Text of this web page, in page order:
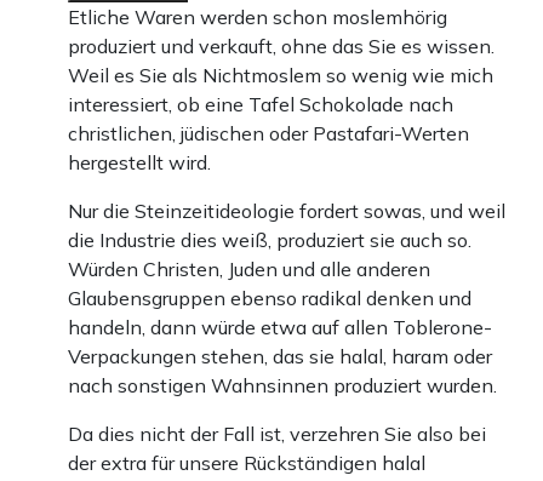
Etliche Waren werden schon moslemhörig
produziert und verkauft, ohne das Sie es wissen.
Weil es Sie als Nichtmoslem so wenig wie mich
interessiert, ob eine Tafel Schokolade nach
christlichen, jüdischen oder Pastafari-Werten
hergestellt wird.
Nur die Steinzeitideologie fordert sowas, und weil
die Industrie dies weiß, produziert sie auch so.
Würden Christen, Juden und alle anderen
Glaubensgruppen ebenso radikal denken und
handeln, dann würde etwa auf allen Toblerone-
Verpackungen stehen, das sie halal, haram oder
nach sonstigen Wahnsinnen produziert wurden.
Da dies nicht der Fall ist, verzehren Sie also bei
der extra für unsere Rückständigen halal